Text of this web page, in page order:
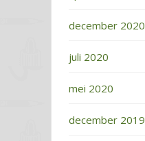
december 2020
juli 2020
mei 2020
december 2019